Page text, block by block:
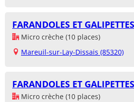
FARANDOLES ET
Micro crèche (10 places)
Mareuil-sur-Lay-Dissais (85320)
FARANDOLES ET
Micro crèche (10 places)